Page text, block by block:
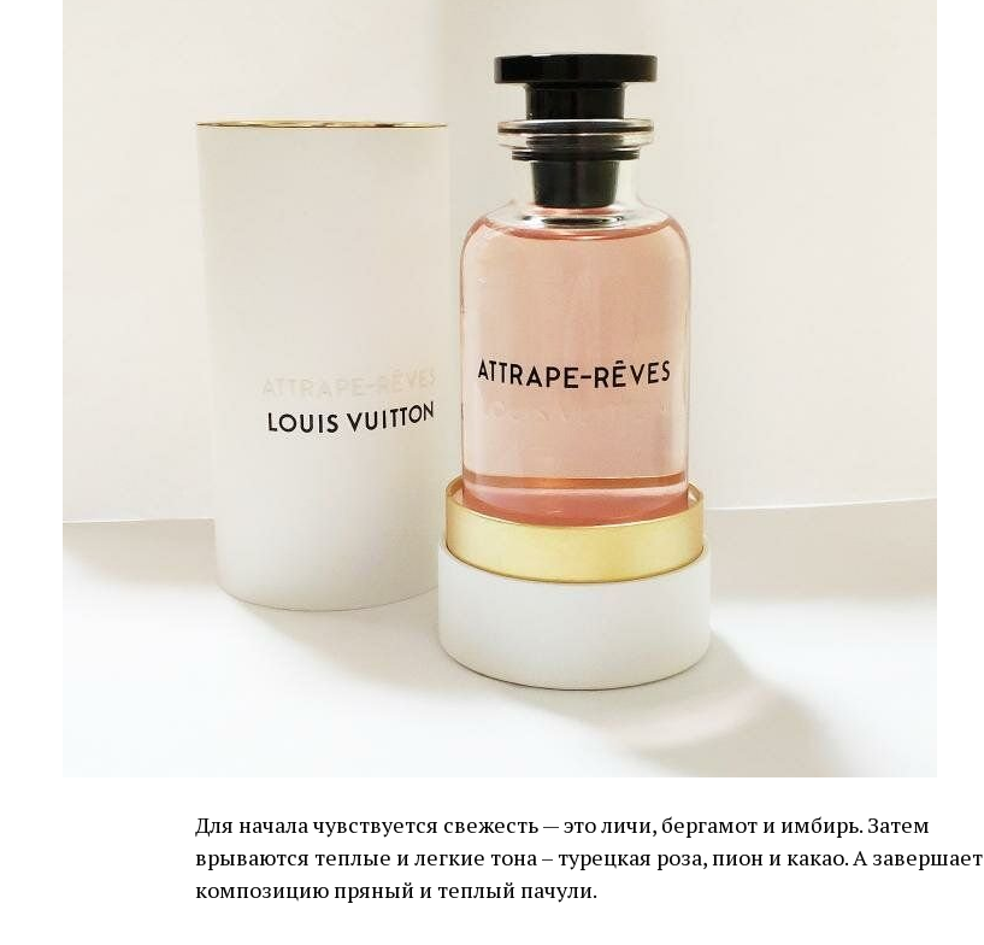
Для начала чувствуется свежесть — это личи, бергамот и имбирь. Затем
врываются теплые и легкие тона – турецкая роза, пион и какао. А завершает
композицию пряный и теплый пачули.